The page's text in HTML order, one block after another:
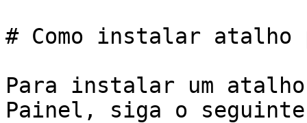
# Como instalar atalho
Para instalar um
Painel, siga o